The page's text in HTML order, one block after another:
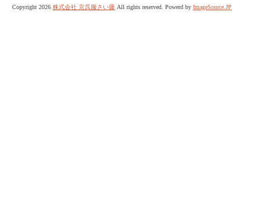
Copyright 2026 株式会社 京呉服さい藤 All rights reserved. Powerd by ImageSource.JP